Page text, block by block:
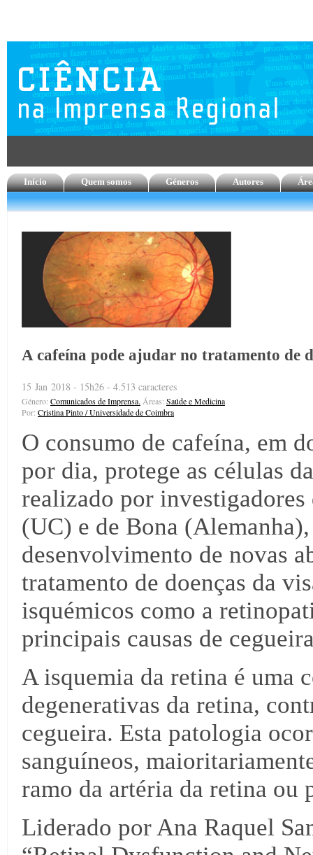
Início Quem somos Géneros Autores
A cafeína pode ajudar no tratamento de
15 Jan 2018 - 15h26 - 4.513 caracteres
Género: Comunicados de Imprensa. Áreas: Saúde e Medicina
Por: Cristina Pinto / Universidade de Coimbra
O consumo de cafeína, em
por dia, protege as células
realizado por
(UC) e de Bona
desenvolvimento de novas
tratamento de doenças da
isquémicos como a
principais causas de
A isquemia da retina é uma
degenerativas da retina,
cegueira. Esta patologia
sanguíneos,
ramo da artéria da retina ou
Liderado por Ana Raquel